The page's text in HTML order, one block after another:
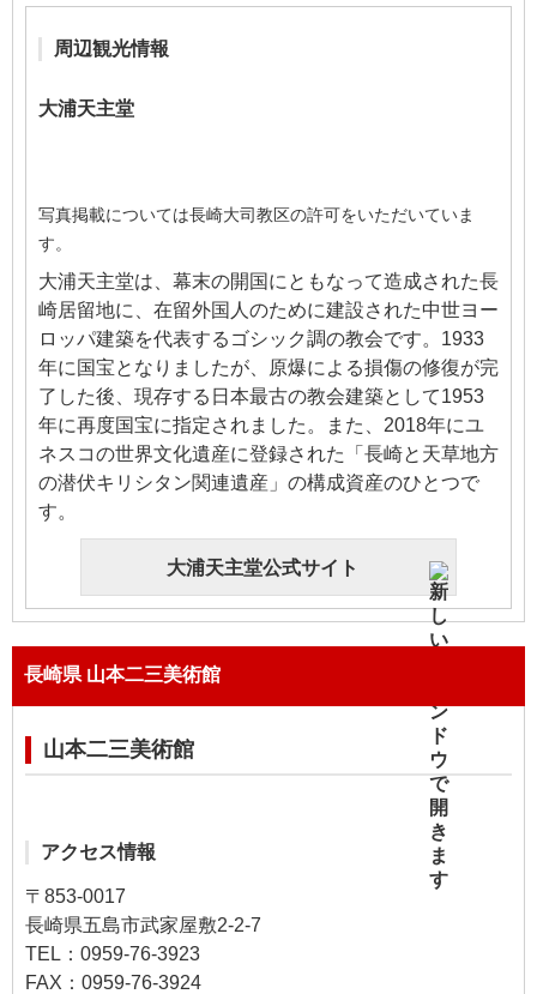
周辺観光情報
大浦天主堂
写真掲載については長崎大司教区の許可をいただいていま
す。
大浦天主堂は、幕末の開国にともなって造成された長
崎居留地に、在留外国人のために建設された中世ヨー
ロッパ建築を代表するゴシック調の教会です。1933
年に国宝となりましたが、原爆による損傷の修復が完
了した後、現存する日本最古の教会建築として1953
年に再度国宝に指定されました。また、2018年にユ
ネスコの世界文化遺産に登録された「長崎と天草地方
の潜伏キリシタン関連遺産」の構成資産のひとつで
す。
大浦天主堂公式サイト
長崎県 山本二三美術館
山本二三美術館
アクセス情報
〒853-0017
長崎県五島市武家屋敷2-2-7
TEL：0959-76-3923
​FAX：0959-76-3924